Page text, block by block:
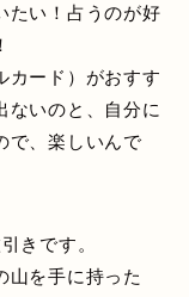
たい！占うのが好
カード）がおすす
ないのと、自分に
で、楽しいんで
きです。
山を手に持った